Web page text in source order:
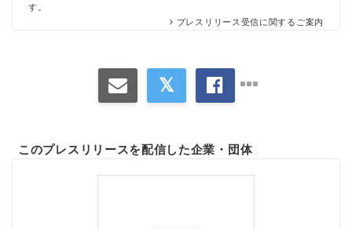
す。
プレスリリース受信に関するご案内
このプレスリリースを配信した企業・団体